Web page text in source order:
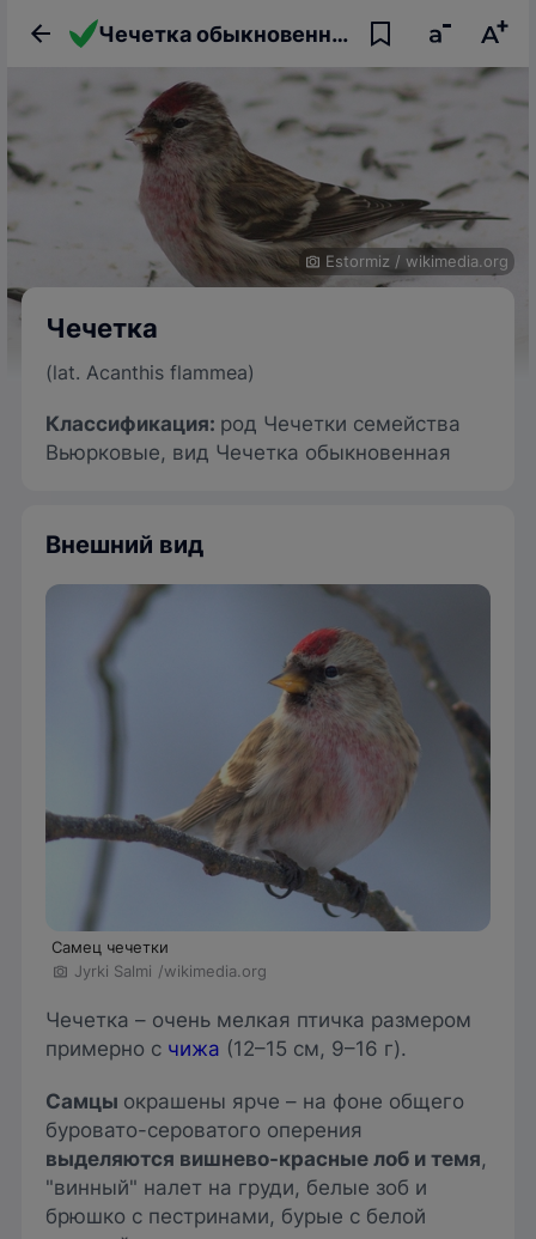
Чечетка обыкновенная: описание птицы, фото, образ жизни и интересные факты
Estormiz / wikimedia.org
Чечетка
(lat. Acanthis flammea)
Классификация: род Чечетки семейства
Вьюрковые, вид Чечетка обыкновенная
Внешний вид
Самец чечетки
Jyrki Salmi /wikimedia.org
Чечетка – очень мелкая птичка размером
примерно с чижа (12–15 см, 9–16 г).
Самцы окрашены ярче – на фоне общего
буровато-сероватого оперения
выделяются вишнево-красные лоб и темя,
"винный" налет на груди, белые зоб и
брюшко с пестринами, бурые с белой